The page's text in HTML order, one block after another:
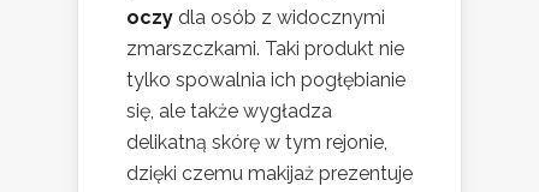
oczy dla osób z widocznymi
zmarszczkami. Taki produkt nie
tylko spowalnia ich pogłębianie
się, ale także wygładza
delikatną skórę w tym rejonie,
dzięki czemu makijaż prezentuje